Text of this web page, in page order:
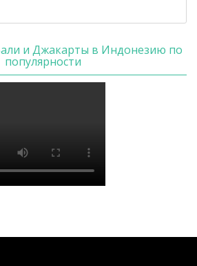
и Джакарты в Индонезию по
популярности